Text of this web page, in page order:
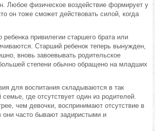
Любое физическое воздействие формирует у
он тоже сможет действовать силой, когда
ребенка привилегии старшего брата или
Старший ребенок теперь вынужден,
вновь завоевывать родительское
степени обычно обращено на младших
для воспитания складываются в так
где отсутствует один из родителей.
чем девочки, воспринимают отсутствие в
они часто бывают задиристыми и